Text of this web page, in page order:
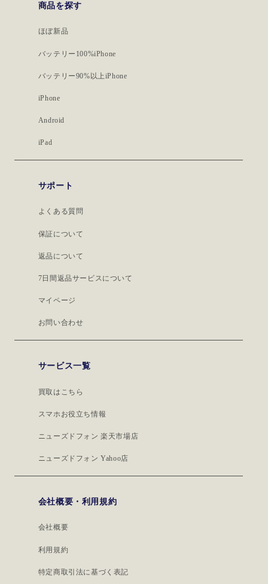
商品を探す
ほぼ新品
バッテリー100%iPhone
バッテリー90%以上iPhone
iPhone
Android
iPad
サポート
よくある質問
保証について
返品について
7日間返品サービスについて
マイページ
お問い合わせ
サービス一覧
買取はこちら
スマホお役立ち情報
ニューズドフォン 楽天市場店
ニューズドフォン Yahoo店
会社概要・利用規約
会社概要
利用規約
特定商取引法に基づく表記